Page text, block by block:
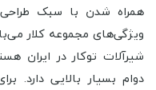
همراه شدن با سبک
ویژگی‌های مجموعه کلار
شیرآلات توکار در ایران
دوام بسیار بالایی دارد.